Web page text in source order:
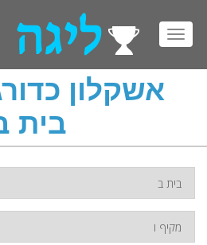
אשקלון
בית